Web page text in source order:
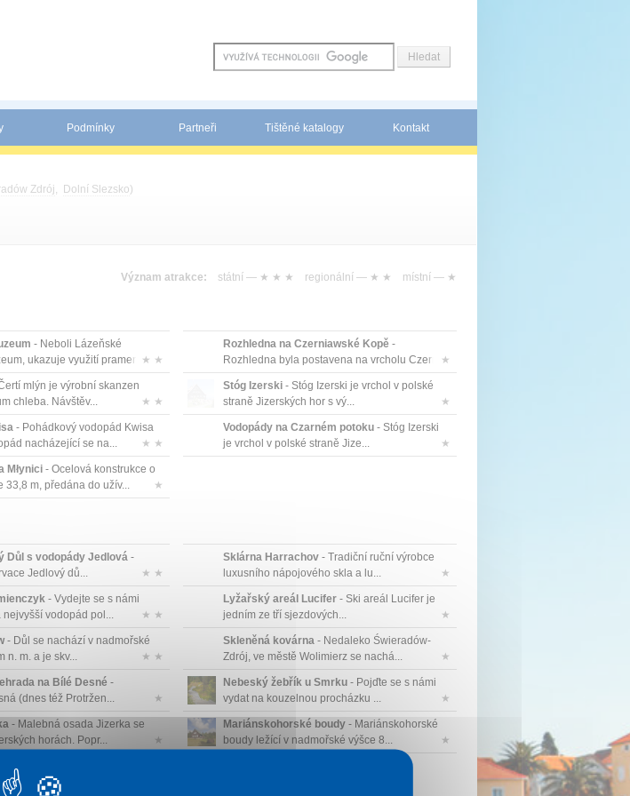
Podmínky Partneři Tištěné katalogy Kontakt
Zdrój, Dolní Slezsko)
Význam atrakce: státní — ★ ★ ★ regionální — ★ ★ místní — ★
- Neboli Lázeňské
ukazuje využití pramenů od
★ ★
mlýn je výrobní skanzen
chleba. Návštěv...
★ ★
- Pohádkový vodopád Kwisa
nacházející se na...
★ ★
Młynici- Ocelová konstrukce o
33,8 m, předána do užív...
★
Rozhledna na Czerniawské Kopě -
Rozhledna byla postavena na vrcholu Czern...★
Stóg Izerski- Stóg Izerski je vrchol v polské
straně Jizerských hor s vý...
★
Vodopády na Czarném potoku- Stóg Izerski
je vrchol v polské straně Jize...
★
Důl s vodopády Jedlová-
Jedlový dů...
★ ★
- Vydejte se s námi
nejvyšší vodopád pol...
★ ★
- Důl se nachází v nadmořské
n. m. a je skv...
★ ★
na Bílé Desné -
(dnes též Protržen...
★
- Malebná osada Jizerka se
horách. Popr...
★
Sklárna Harrachov- Tradiční ruční výrobce
luxusního nápojového skla a lu...
★
Lyžařský areál Lucifer- Ski areál Lucifer je
jedním ze tří sjezdových...
★
Skleněná kovárna- Nedaleko Świeradów-
Zdrój, ve městě Wolimierz se nachá...
★
Nebeský žebřík u Smrku- Pojďte se s námi
vydat na kouzelnou procházku ...
★
Mariánskohorské boudy- Mariánskohorské
boudy ležící v nadmořské výšce 8...
★